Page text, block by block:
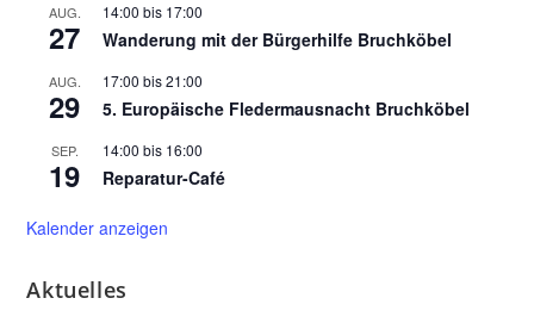
AUG.
27
14:00 bis 17:00
Wanderung mit der Bürgerhilfe Bruchköbel
AUG.
29
17:00 bis21:00
5. Europäische Fledermausnacht Bruchköbel
SEP.
19
14:00 bis 16:00
Reparatur-Café
Kalender anzeigen
Aktuelles